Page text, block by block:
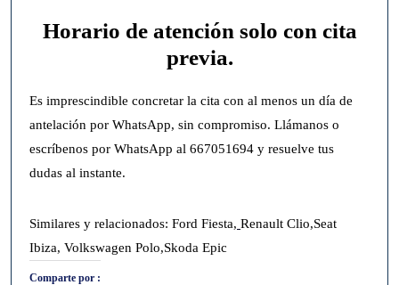
Horario de atención solo con cita
previa.
Es imprescindible concretar la cita con al menos un día de
antelación por WhatsApp, sin compromiso. Llámanos o
escríbenos por WhatsApp al 667051694 y resuelve tus
dudas al instante.
Similares y relacionados: Ford Fiesta, Renault Clio,Seat
Ibiza, Volkswagen Polo,Skoda Epic
Comparte por :